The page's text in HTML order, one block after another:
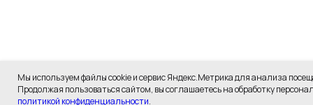
Мы используем файлы cookie и сервис Яндекс.Метрика для анализа
Продолжая пользоваться сайтом, вы соглашаетесь на обработку
политикой конфиденциальности.